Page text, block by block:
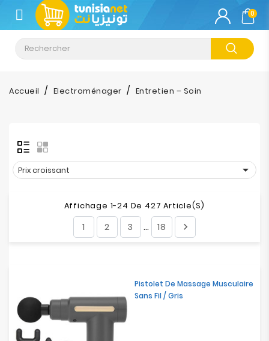
CATÉGORIE
Climatisation
Informatique
Tablette
Impression
Bureautique
0
Accueil Electroménager Entretien – Soin
Prix croissant 
Affichage 1-24 De 427 Article(s)
1 2 3 … 18 
Pistolet De Massage Musculaire
Sans Fil / Gris